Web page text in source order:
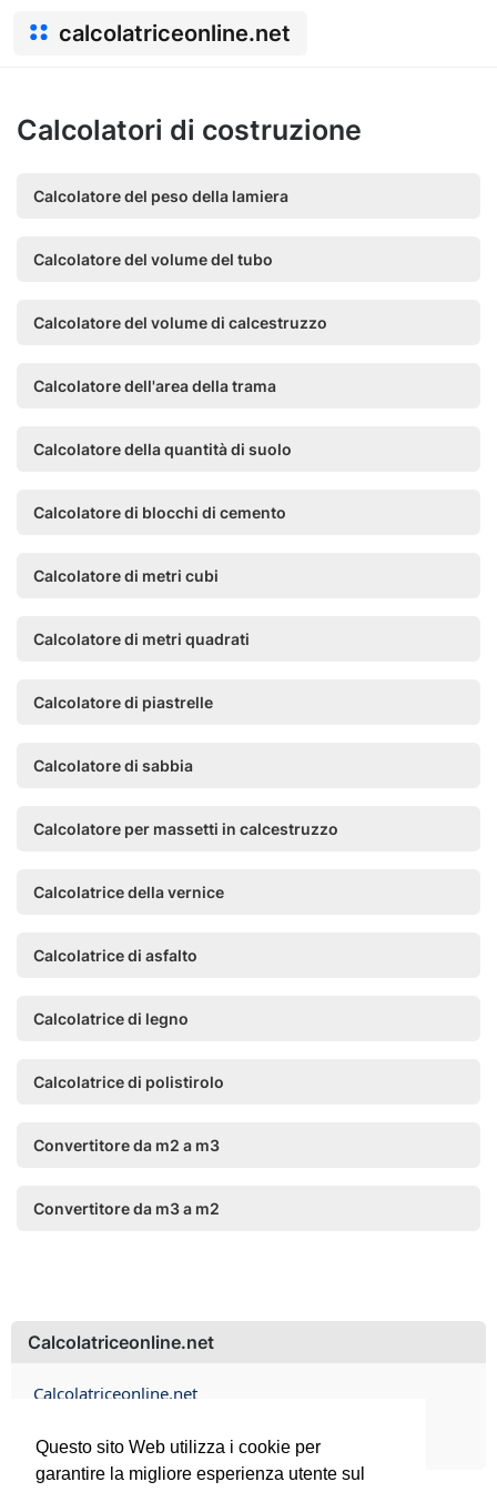
Questo sito Web utilizza i cookie per
garantire la migliore esperienza utente sul
calcolatriceonline.net
Calcolatori di costruzione
Calcolatore del peso della lamiera
Calcolatore del volume del tubo
Calcolatore del volume di calcestruzzo
Calcolatore dell'area della trama
Calcolatore della quantità di suolo
Calcolatore di blocchi di cemento
Calcolatore di metri cubi
Calcolatore di metri quadrati
Calcolatore di piastrelle
Calcolatore di sabbia
Calcolatore per massetti in calcestruzzo
Calcolatrice della vernice
Calcolatrice di asfalto
Calcolatrice di legno
Calcolatrice di polistirolo
Convertitore da m2 a m3
Convertitore da m3 a m2
Calcolatriceonline.net
Calcolatriceonline.net
Contact